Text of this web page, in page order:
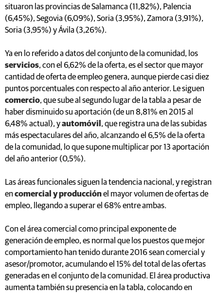
situaron las provincias de Salamanca (11,82%), Palencia
(6,45%), Segovia (6,09%), Soria (3,95%), Zamora (3,91%),
Soria (3,95%) y Ávila (3,26%).
Ya en lo referido a datos del conjunto de la comunidad, los
servicios, con el 6,62% de la oferta, es el sector que mayor
cantidad de oferta de empleo genera, aunque pierde casi diez
puntos porcentuales con respecto al año anterior. Le siguen
comercio, que sube al segundo lugar de la tabla a pesar de
haber disminuido su aportación (de un 8,81% en 2015 al
6,48% actual), yautomóvil , que registra una de las subidas
más espectaculares del año, alcanzando el 6,5% de la oferta
de la comunidad, lo que supone multiplicar por 13 aportación
del año anterior (0,5%).
Las áreas funcionales siguen la tendencia nacional, y registran
en comercial y producciónel mayor volumen de ofertas de
empleo, llegando a superar el 68% entre ambas.
Con el área comercial como principal exponente de
generación de empleo, es normal que los puestos que mejor
comportamiento han tenido durante 2016 sean comercial y
asesor/promotor, acumulando el 15% del total de las ofertas
generadas en el conjunto de la comunidad. El área productiva
aumenta también su presencia en la tabla, colocando en